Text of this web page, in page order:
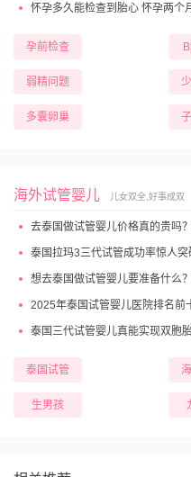
怀孕多久能检查到胎心 怀孕两个
孕前检查
弱精问题
多囊卵巢
海外试管婴儿 儿女双全,好事成双
去泰国做试管婴儿价格真的贵吗
泰国拉玛3三代试管成功率惊人突破
想去泰国做试管婴儿要准备什么
2025年泰国试管婴儿医院排名前
泰国三代试管婴儿真能实现双胞
泰国试管
生男孩